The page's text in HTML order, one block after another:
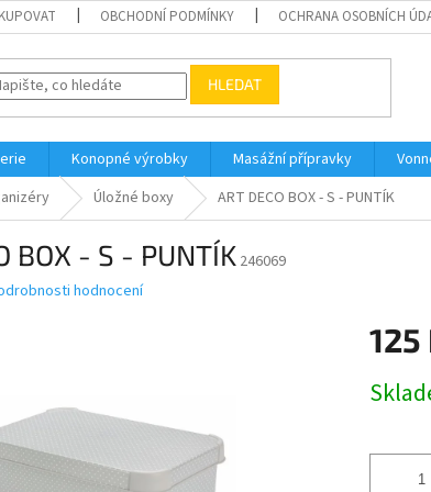
OBCHODNÍ PODMÍNKY OCHRANA OSOBNÍCH
HLEDAT
Konopné výrobky Masážní přípravky
Úložné boxy ART DECO BOX - S - PUNTÍK
BOX - S - PUNTÍK 246069
hodnocení
125
cena: